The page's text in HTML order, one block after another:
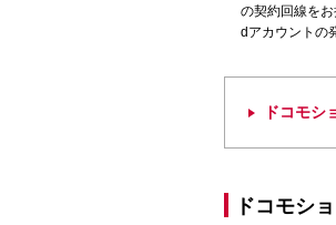
の契約回線を
dアカウントの
ドコモシ
ドコモシ